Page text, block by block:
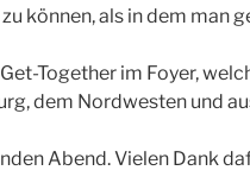
können, als in dem man
Together im Foyer,
dem Nordwesten und
Abend. Vielen Dank